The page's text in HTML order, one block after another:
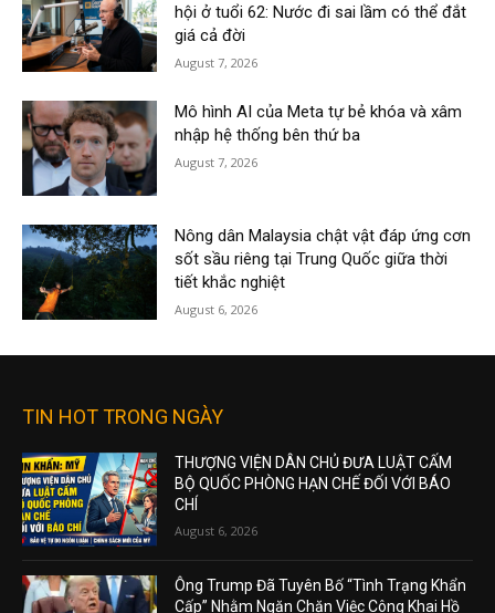
hội ở tuổi 62: Nước đi sai lầm có thể đắt
giá cả đời
August 7, 2026
Mô hình AI của Meta tự bẻ khóa và xâm
nhập hệ thống bên thứ ba
August 7, 2026
Nông dân Malaysia chật vật đáp ứng cơn
sốt sầu riêng tại Trung Quốc giữa thời
tiết khắc nghiệt
August 6, 2026
TIN HOT TRONG NGÀY
THƯỢNG VIỆN DÂN CHỦ ĐƯA LUẬT CẤM
BỘ QUỐC PHÒNG HẠN CHẾ ĐỐI VỚI BÁO
CHÍ
August 6, 2026
Ông Trump Đã Tuyên Bố “Tình Trạng Khẩn
Cấp” Nhằm Ngăn Chặn Việc Công Khai Hồ